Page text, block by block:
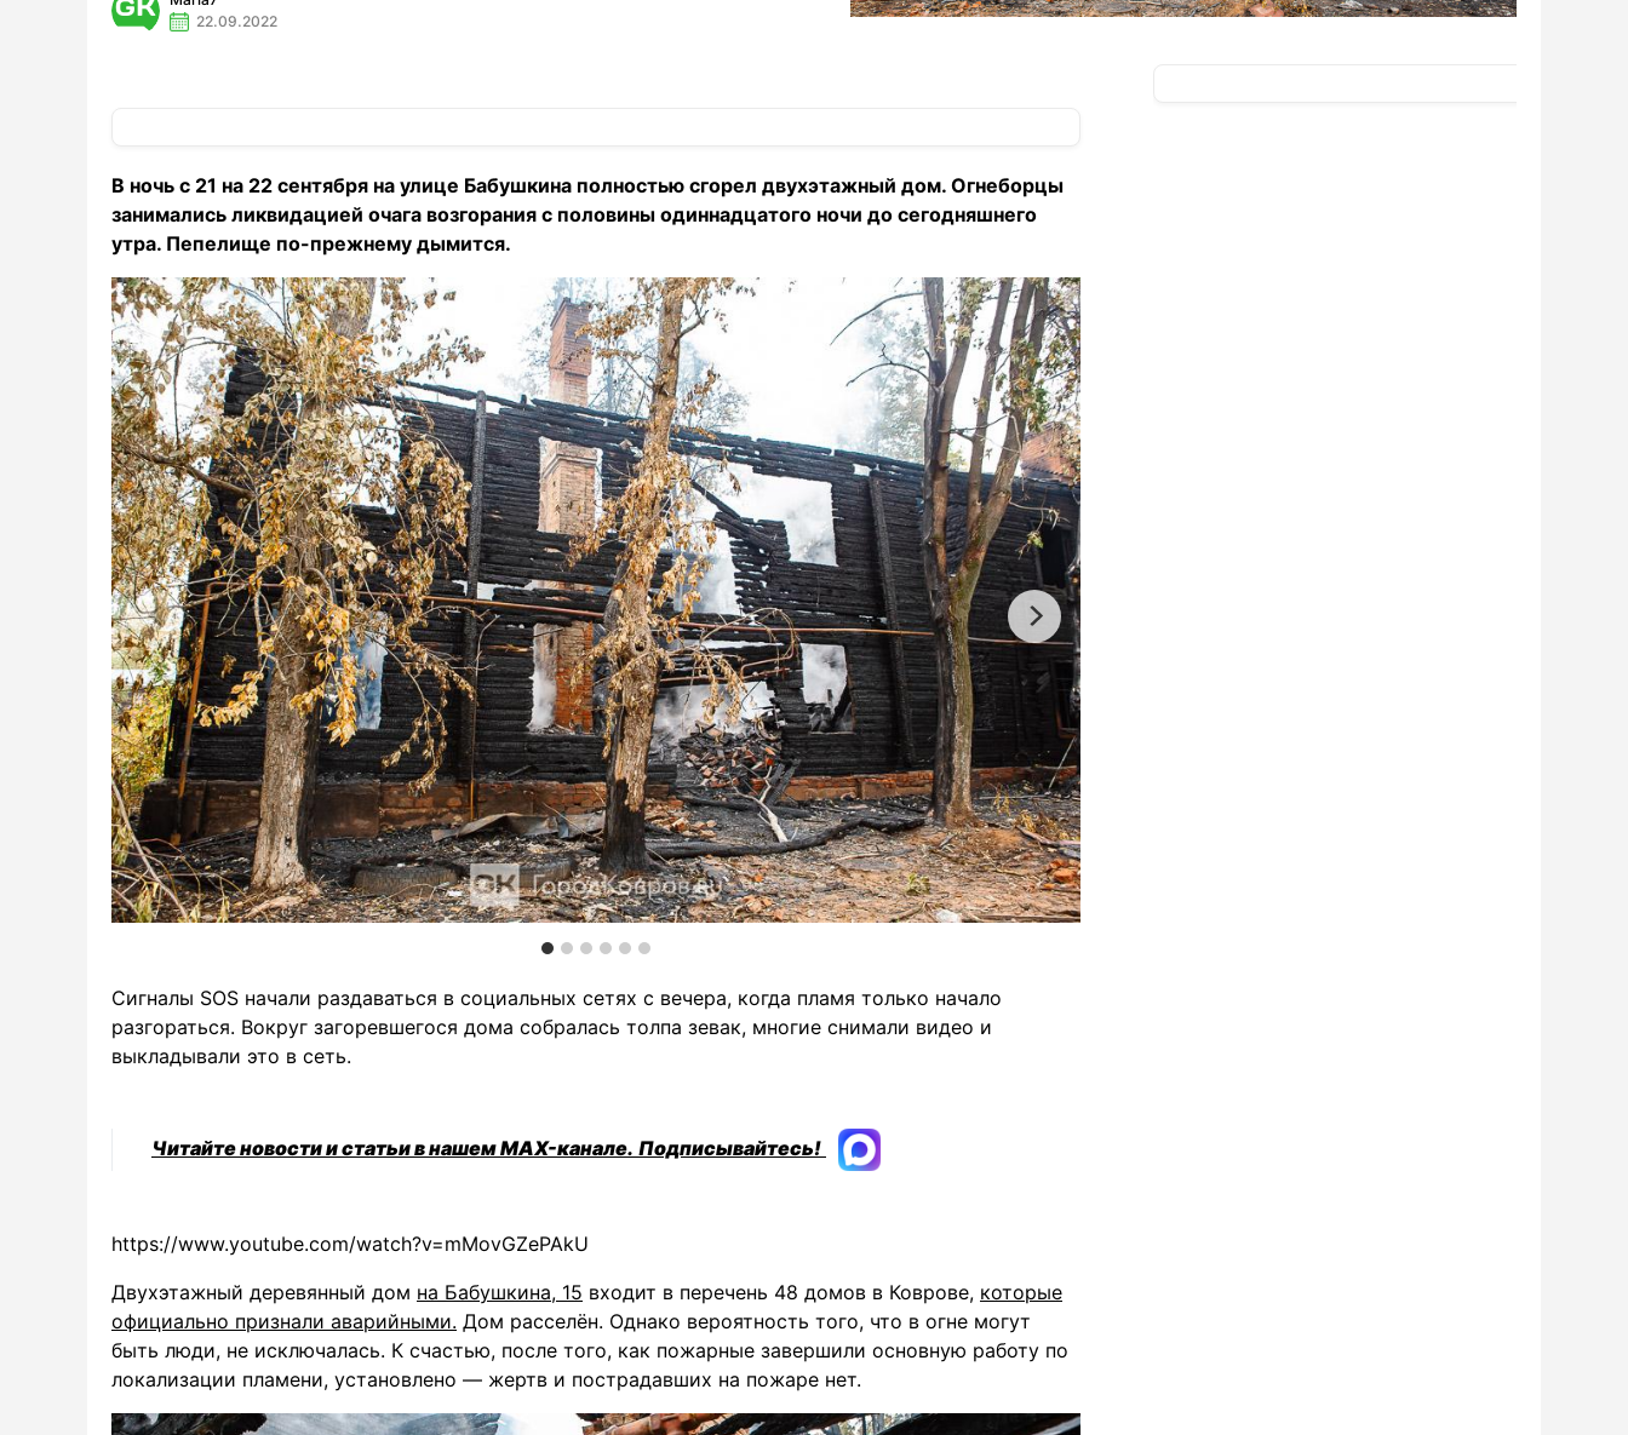
22.09.2022
В ночь с 21 на 22 сентября на улице Бабушкина полностью сгорел двухэтажный дом. Огнеборцы
занимались ликвидацией очага возгорания с половины одиннадцатого ночи до сегодняшнего
утра. Пепелище по-прежнему дымится.
Сигналы SOS начали раздаваться в социальных сетях с вечера, когда пламя только начало
разгораться. Вокруг загоревшегося дома собралась толпа зевак, многие снимали видео и
выкладывали это в сеть.
Читайте новости и статьи в нашем MAX-канале. Подписывайтесь!
https://www.youtube.com/watch?v=mMovGZePAkU
Двухэтажный деревянный дом на Бабушкина, 15 входит в перечень 48 домов в Коврове, которые
официально признали аварийными. Дом расселён. Однако вероятность того, что в огне могут
быть люди, не исключалась. К счастью, после того, как пожарные завершили основную работу по
локализации пламени, установлено — жертв и пострадавших на пожаре нет.